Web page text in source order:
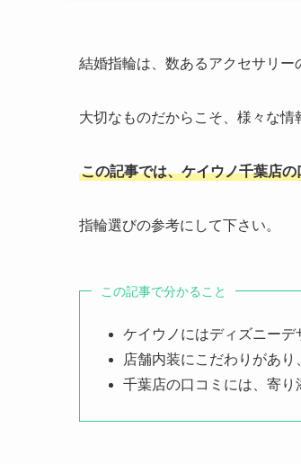
結婚指輪は、数あるアクセサリー
大切なものだからこそ、様々な情
この記事では、ケイウノ千葉店
指輪選びの参考にして下さい。
この記事で分かること
ケイウノにはディズニーデ
店舗内装にこだわりがあり
千葉店の口コミには、寄り